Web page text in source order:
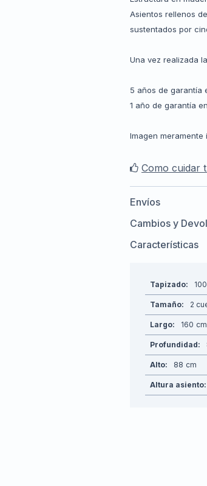
Asientos rellenos
sustentados por
Una vez realizada
5 años de garantía
1 año de garantía
Imagen
Como cuidar
Envíos
Cambios y
Características
Tapizado
Tamaño 2
Largo 160
Profundidad
Alto 88
Altura asiento